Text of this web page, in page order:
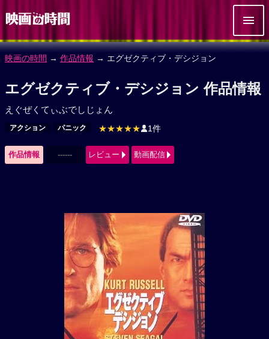
映画の時間 → 作品情報 → エグゼクティブ・デシジョン
エグゼクティブ・デシジョン 作品情報
えぐぜくてぃぶでしじょん
アクション パニック ★★★★★ 1件
作品情報 ------ レビュー 動画配信